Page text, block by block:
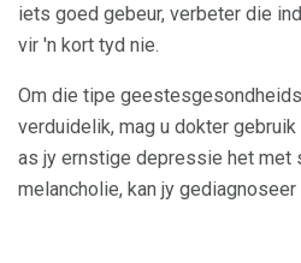
iets goed gebeur, verbeter die
vir 'n kort tyd nie.
Om die tipe
verduidelik, mag u dokter
as jy ernstige depressie het met
melancholie, kan jy